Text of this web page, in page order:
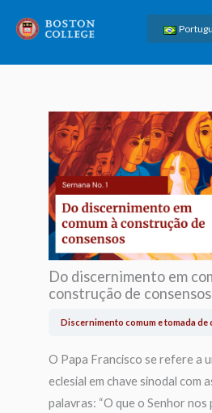
Do discernimento em
construção de consensos
O Papa Francisco se refere a
eclesial em chave sinodal com
palavras: “O que o Senhor nos